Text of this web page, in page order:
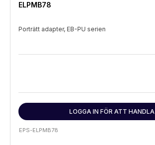
ELPMB78
Porträtt adapter, EB-PU serien
LOGGA IN FÖR ATT HANDLA
EPS-ELPMB78